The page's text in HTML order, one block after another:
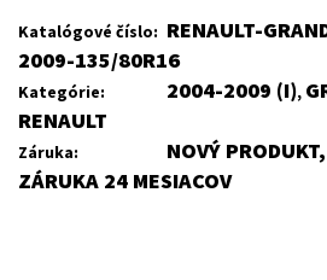
162,51 €.
Katalógové číslo: RENAULT-
2009-135/80R16
Kategórie: 2004-2009 (I),
RENAULT
Záruka:
NOVÝ
ZÁRUKA 24 MESIACOV